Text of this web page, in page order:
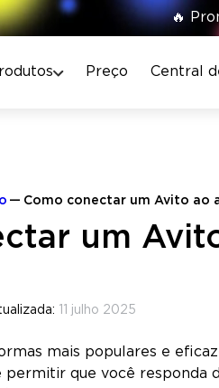
🔥
Preço Central
Como conectar um Avito ao
um
11 julho 2025
mais populares e
permitir que você responda